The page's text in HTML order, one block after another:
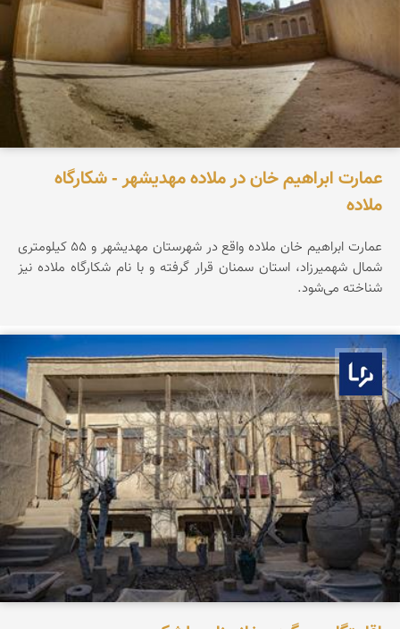
عمارت ابراهیم خان در ملاده مهدیشهر - شکارگاه
ملاده
عمارت ابراهیم خان ملاده واقع در شهرستان مهدیشهر و ۵۵ کیلومتری
شمال شهمیرزاد، استان سمنان قرار گرفته و با نام شکارگاه ملاده نیز
شناخته می‌شود.
بوم ما